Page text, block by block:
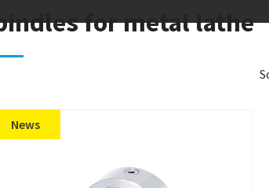
for metal lathe
News